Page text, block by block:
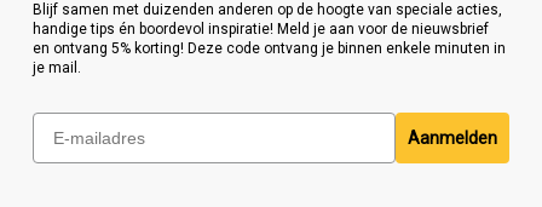
Blijf samen met duizenden anderen op de hoogte van speciale acties,
handige tips én boordevol inspiratie! Meld je aan voor de nieuwsbrief
en ontvang 5% korting! Deze code ontvang je binnen enkele minuten in
je mail.
Aanmelden